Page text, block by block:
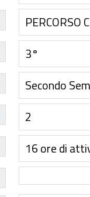
PERCORSO
3°
Secondo
2
16 ore di